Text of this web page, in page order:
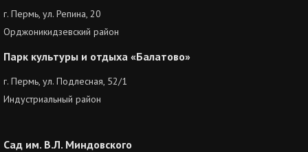
г. Пермь, ул. Репина, 20
Орджоникидзевский район
Парк культуры и отдыха «Балатово»
г. Пермь, ул. Подлесная, 52/1
Индустриальный район
Сад им. В.Л. Миндовского